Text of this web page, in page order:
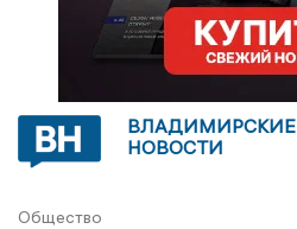
ВЛАДИМИРСКИЕ
НОВОСТИ
Общество